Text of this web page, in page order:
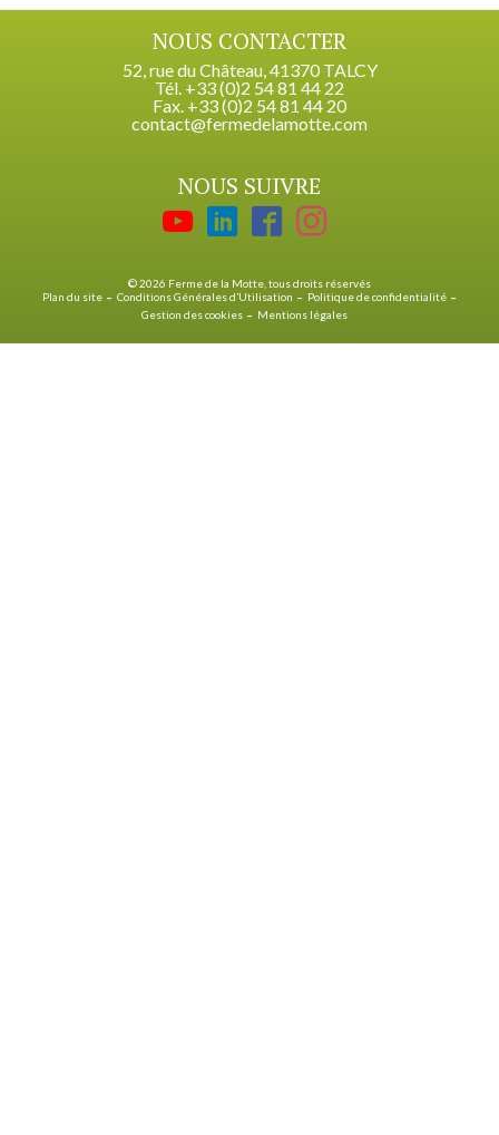
NOUS CONTACTER
52, rue du Château, 41370 TALCY
Tél. +33 (0)2 54 81 44 22
Fax. +33 (0)2 54 81 44 20
contact@fermedelamotte.com
NOUS SUIVRE
© 2026 Ferme de la Motte, tous droits réservés
Plan du site
Conditions Générales d’Utilisation
Politique de confidentialité
Gestion des cookies
Mentions légales